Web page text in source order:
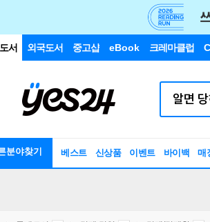
서 외국도서 중고샵 eBook 크레마클럽
분야찾기 베스트 신상품 이벤트 바이백 매